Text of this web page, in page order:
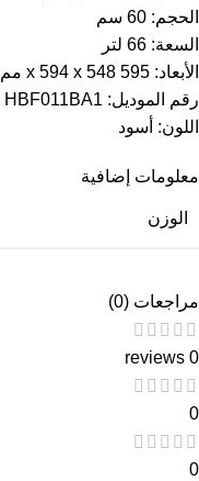
الحجم: 60 سم
السعة: 66 لتر
الأبعاد: 595 x 594 x 548 مم
رقم الموديل: HBF011BA1
اللون: أسود
معلومات إضافية
الوزن
مراجعات (0)
0 reviews
0
0